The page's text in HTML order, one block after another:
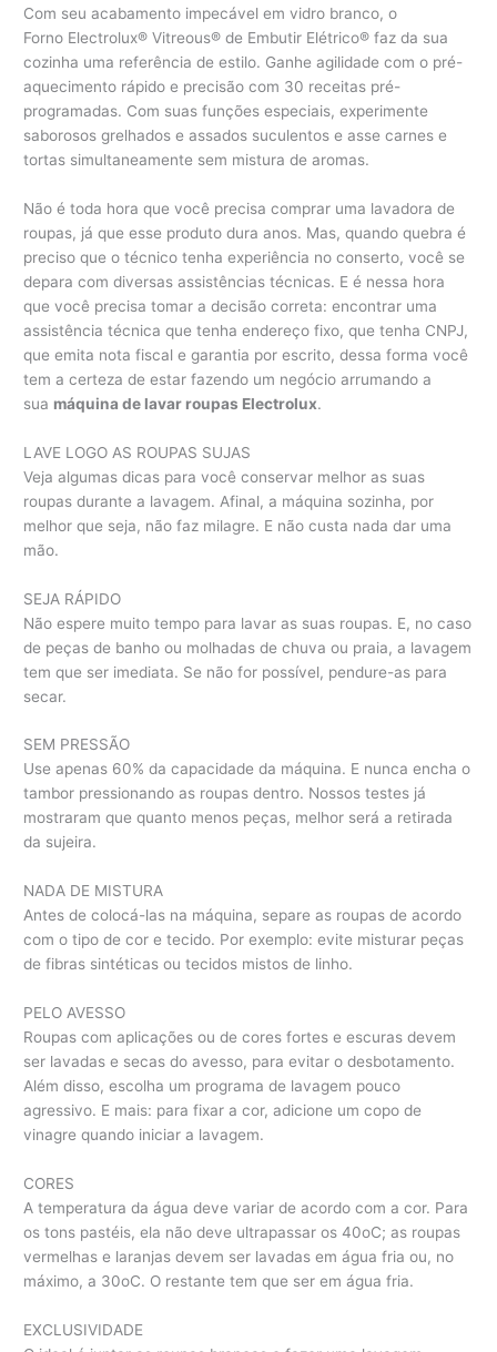
Com seu acabamento impecável em vidro branco, o
Forno Electrolux® Vitreous® de Embutir Elétrico® faz da sua
cozinha uma referência de estilo. Ganhe agilidade com o pré-
aquecimento rápido e precisão com 30 receitas pré-
programadas. Com suas funções especiais, experimente
saborosos grelhados e assados suculentos e asse carnes e
tortas simultaneamente sem mistura de aromas.
Não é toda hora que você precisa comprar uma lavadora de
roupas, já que esse produto dura anos. Mas, quando quebra é
preciso que o técnico tenha experiência no conserto, você se
depara com diversas assistências técnicas. E é nessa hora
que você precisa tomar a decisão correta: encontrar uma
assistência técnica que tenha endereço fixo, que tenha CNPJ,
que emita nota fiscal e garantia por escrito, dessa forma você
tem a certeza de estar fazendo um negócio arrumando a
sua máquina de lavar roupas Electrolux.
LAVE LOGO AS ROUPAS SUJAS
Veja algumas dicas para você conservar melhor as suas
roupas durante a lavagem. Afinal, a máquina sozinha, por
melhor que seja, não faz milagre. E não custa nada dar uma
mão.
SEJA RÁPIDO
Não espere muito tempo para lavar as suas roupas. E, no caso
de peças de banho ou molhadas de chuva ou praia, a lavagem
tem que ser imediata. Se não for possível, pendure-as para
secar.
SEM PRESSÃO
Use apenas 60% da capacidade da máquina. E nunca encha o
tambor pressionando as roupas dentro. Nossos testes já
mostraram que quanto menos peças, melhor será a retirada
da sujeira.
NADA DE MISTURA
Antes de colocá-las na máquina, separe as roupas de acordo
com o tipo de cor e tecido. Por exemplo: evite misturar peças
de fibras sintéticas ou tecidos mistos de linho.
PELO AVESSO
Roupas com aplicações ou de cores fortes e escuras devem
ser lavadas e secas do avesso, para evitar o desbotamento.
Além disso, escolha um programa de lavagem pouco
agressivo. E mais: para fixar a cor, adicione um copo de
vinagre quando iniciar a lavagem.
CORES
A temperatura da água deve variar de acordo com a cor. Para
os tons pastéis, ela não deve ultrapassar os 40oC; as roupas
vermelhas e laranjas devem ser lavadas em água fria ou, no
máximo, a 30oC. O restante tem que ser em água fria.
EXCLUSIVIDADE